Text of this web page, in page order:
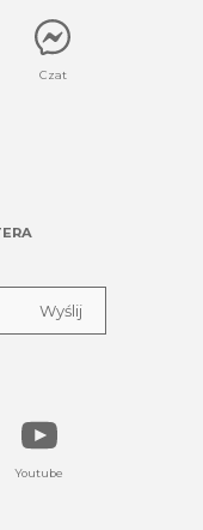
Czat
Youtube